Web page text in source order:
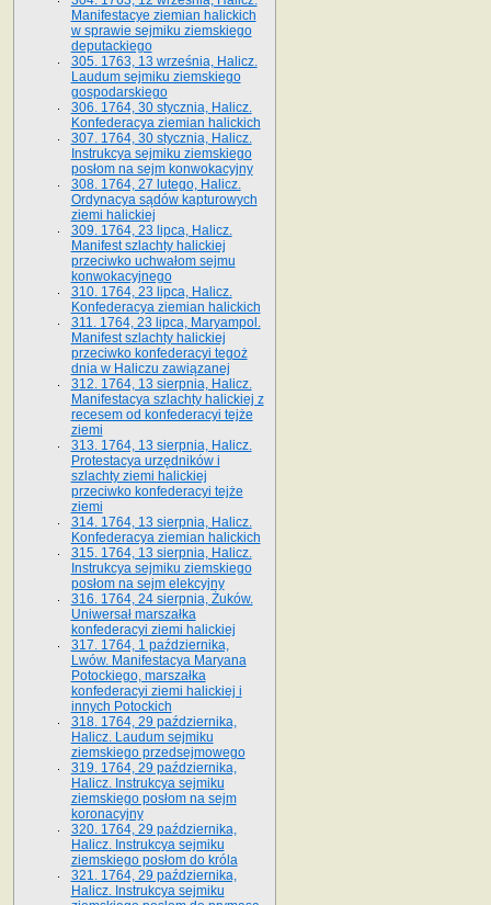
Manifestacye ziemian halickich
w sprawie sejmiku ziemskiego
deputackiego
305. 1763, 13 września, Halicz.
Laudum sejmiku ziemskiego
gospodarskiego
306. 1764, 30 stycznia, Halicz.
Konfederacya ziemian halickich
307. 1764, 30 stycznia, Halicz.
Instrukcya sejmiku ziemskiego
posłom na sejm konwokacyjny
308. 1764, 27 lutego, Halicz.
Ordynacya sądów kapturowych
ziemi halickiej
309. 1764, 23 lipca, Halicz.
Manifest szlachty halickiej
przeciwko uchwałom sejmu
konwokacyjnego
310. 1764, 23 lipca, Halicz.
Konfederacya ziemian halickich
311. 1764, 23 lipca, Maryampol.
Manifest szlachty halickiej
przeciwko konfederacyi tegoż
dnia w Haliczu zawiązanej
312. 1764, 13 sierpnia, Halicz.
Manifestacya szlachty halickiej z
recesem od konfederacyi tejże
ziemi
313. 1764, 13 sierpnia, Halicz.
Protestacya urzędników i
szlachty ziemi halickiej
przeciwko konfederacyi tejże
ziemi
314. 1764, 13 sierpnia, Halicz.
Konfederacya ziemian halickich
315. 1764, 13 sierpnia, Halicz.
Instrukcya sejmiku ziemskiego
posłom na sejm elekcyjny
316. 1764, 24 sierpnia, Żuków.
Uniwersał marszałka
konfederacyi ziemi halickiej
317. 1764, 1 października,
Lwów. Manifestacya Maryana
Potockiego, marszałka
konfederacyi ziemi halickiej i
innych Potockich
318. 1764, 29 października,
Halicz. Laudum sejmiku
ziemskiego przedsejmowego
319. 1764, 29 października,
Halicz. Instrukcya sejmiku
ziemskiego posłom na sejm
koronacyjny
320. 1764, 29 października,
Halicz. Instrukcya sejmiku
ziemskiego posłom do króla
321. 1764, 29 października,
Halicz. Instrukcya sejmiku